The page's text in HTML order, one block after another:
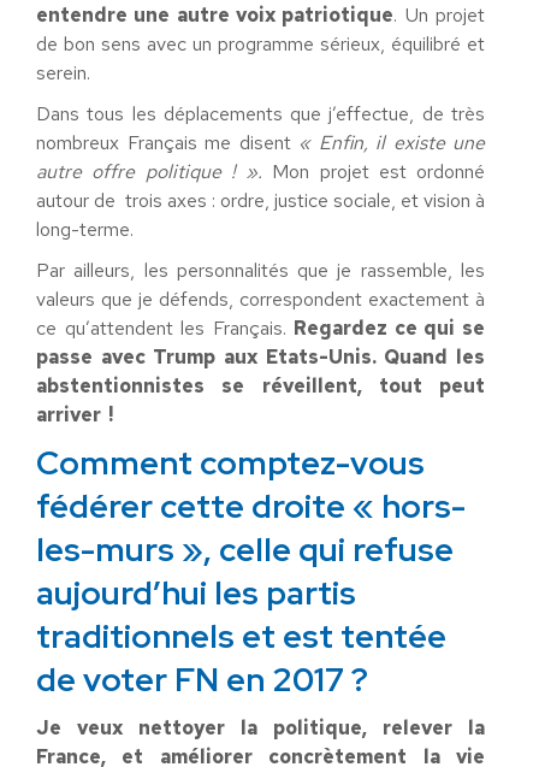
entendre une autre voix patriotique. Un projet
de bon sens avec un programme sérieux, équilibré et
serein.
Dans tous les déplacements que j’effectue, de très
nombreux Français me disent « Enfin, il existe une
autre offre politique ! ». Mon projet est ordonné
autour de trois axes : ordre, justice sociale, et vision à
long-terme.
Par ailleurs, les personnalités que je rassemble, les
valeurs que je défends, correspondent exactement à
ce qu’attendent les Français. Regardez ce qui se
passe avec Trump aux Etats-Unis. Quand les
abstentionnistes se réveillent, tout peut
arriver !
Comment comptez-vous
fédérer cette droite « hors-
les-murs », celle qui refuse
aujourd’hui les partis
traditionnels et est tentée
de voter FN en 2017 ?
Je veux nettoyer la politique, relever la
France, et améliorer concrètement la vie